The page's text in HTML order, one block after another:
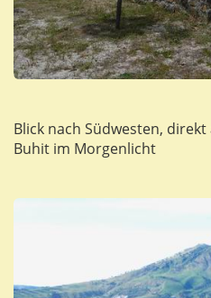
Blick nach Südwesten,
Buhit im Morgenlicht